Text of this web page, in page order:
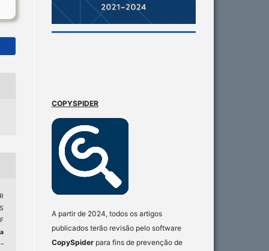
COPYSPIDER
A partir de 2024, todos os artigos
publicados terão revisão pelo software
CopySpider para fins de prevenção de